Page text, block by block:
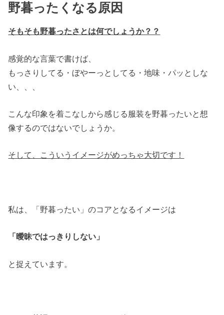
野暮ったくなる原因
そもそも野暮ったさとは何でしょうか？？
感覚的な言葉で書けば、
もっさりしてる・ぼやーっとしてる・地味・パッとしな
い、、、
こんな印象を着こなしから感じる服装を野暮ったいと想
像するのではないでしょうか。
そして、こういうイメージがめっちゃ大切です！
私は、「野暮ったい」のコアとなるイメージは
「曖昧ではっきりしない」
と捉えています。